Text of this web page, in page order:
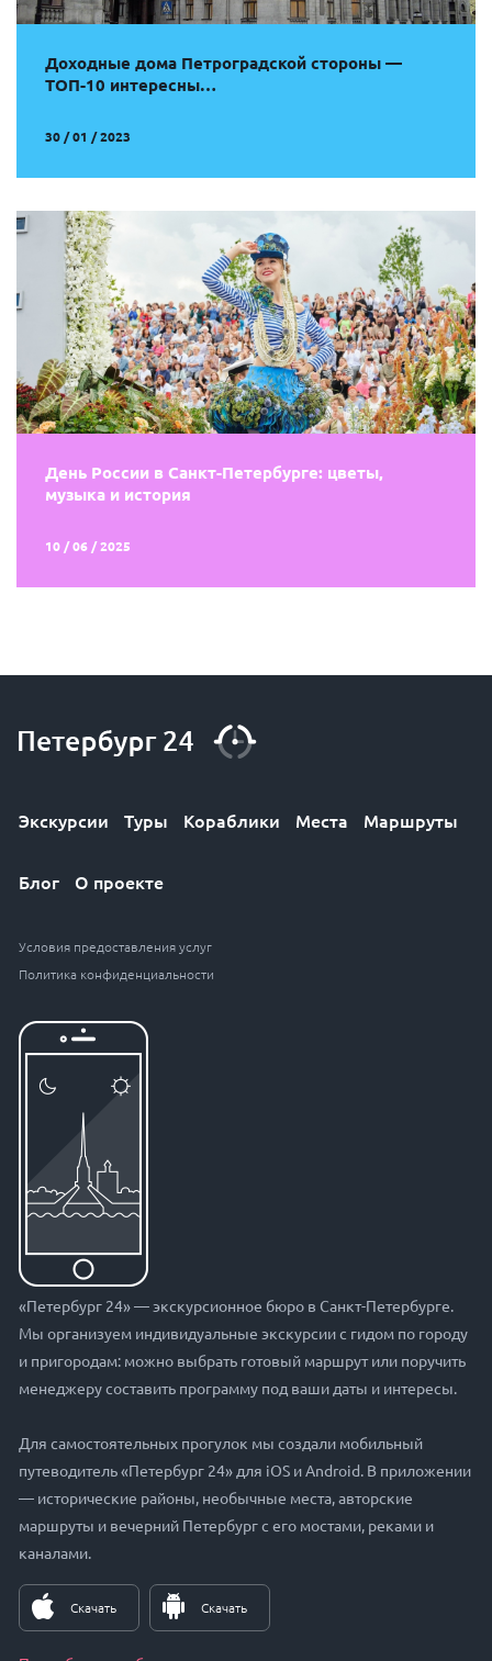
Доходные дома Петроградской стороны —
ТОП-10 интересны…
30 / 01 / 2023
День России в Санкт-Петербурге: цветы,
музыка и история
10 / 06 / 2025
Экскурсии Туры Кораблики Места Маршруты
Блог О проекте
Условия предоставления услуг
Политика конфиденциальности
«Петербург 24» — экскурсионное бюро в Санкт-Петербурге.
Мы организуем индивидуальные экскурсии с гидом по городу
и пригородам: можно выбрать готовый маршрут или поручить
менеджеру составить программу под ваши даты и интересы.
Для самостоятельных прогулок мы создали мобильный
путеводитель «Петербург 24» для iOS и Android. В приложении
— исторические районы, необычные места, авторские
маршруты и вечерний Петербург с его мостами, реками и
каналами.
Скачать Скачать